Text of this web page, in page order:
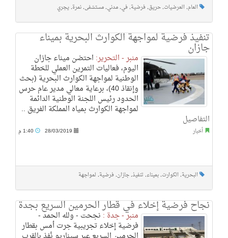
العام, العرضيات, حريق, فرضية, في, مدني, مستشفى, نمرة, يجري
تنفيذ فرضية لمواجهة الكوارث البحرية بميناء
جازان
منبر - التحرير: احتضن ميناء جازان
اليوم، فعاليات التمرين العملي للخطة
الوطنية لمواجهة الكوارث البحرية (بحث
وإنقاذ 40)، برعاية معالي مدير عام حرس
الحدود رئيس اللجنة الوطنية الدائمة
لمواجهة الكوارث بمياه المملكة الفريق ..
التفاصيل
أخبار 28/03/2019
البحرية, الكوارث, بميناء, تنفيذ, جازان, فرضية, لمواجهة
نجاح فرضية إخلاء في قطار الحرمين السريع بجدة
منبر - جدة : نجحت - ولله الحمد -
فرضية إخلاء تجريبية جرت أمس بقطار